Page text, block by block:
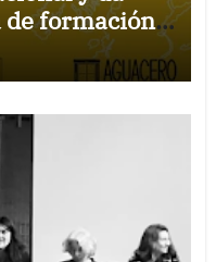
formación